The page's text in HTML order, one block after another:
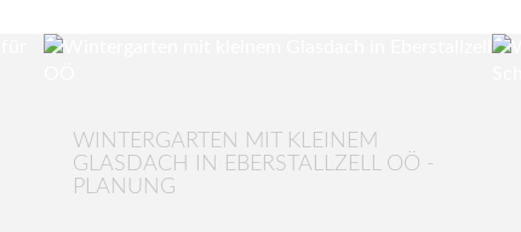
WINTERGARTEN MIT KLEINEM
GLASDACH IN EBERSTALLZELL OÖ -
PLANUNG